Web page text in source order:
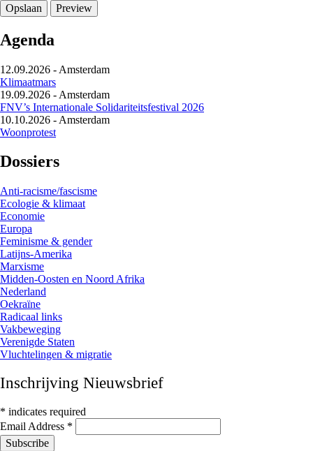
Agenda
12.09.2026 - Amsterdam
Klimaatmars
19.09.2026 - Amsterdam
FNV’s Internationale Solidariteitsfestival 2026
10.10.2026 - Amsterdam
Woonprotest
Dossiers
Anti-racisme/fascisme
Ecologie & klimaat
Economie
Europa
Feminisme & gender
Latijns-Amerika
Marxisme
Midden-Oosten en Noord Afrika
Nederland
Oekraïne
Radicaal links
Vakbeweging
Verenigde Staten
Vluchtelingen & migratie
Inschrijving Nieuwsbrief
* indicates required
Email Address *